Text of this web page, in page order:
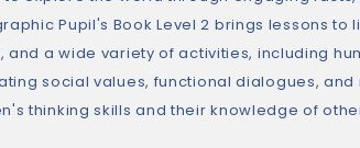
Pupil's Book Level 2 brings lessons
a wide variety of activities, including
social values, functional dialogues,
thinking skills and their knowledge of